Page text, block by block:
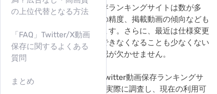
しかし、ツイッター動画保存ランキングサイトは数が多
く、更新頻度やランキングの精度、掲載動画の傾向なども
サイトごとに大きく異なります。さらに、最近は仕様変更
やサービス終了でアクセスできなくなることも少なくない
ので、最新の運営状況の確認が欠かせません。
そこで本記事では、主要なTwitter動画保存ランキングサ
イト8選を2026年6月時点で実際に調査し、現在の利用可
の上位代替となる方法
「FAQ」Twitter/X動画
保存に関するよくある
質問
まとめ